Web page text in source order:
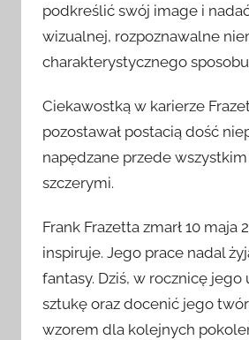
podkreślić swój image i
wizualnej, rozpoznawalne
charakterystycznego
Ciekawostką w karierze
pozostawał postacią dość
napędzane przede
szczerymi.
Frank Frazetta zmarł 10
inspiruje. Jego prace nadal
fantasy. Dziś, w rocznicę
sztukę oraz docenić jego
wzorem dla kolejnych